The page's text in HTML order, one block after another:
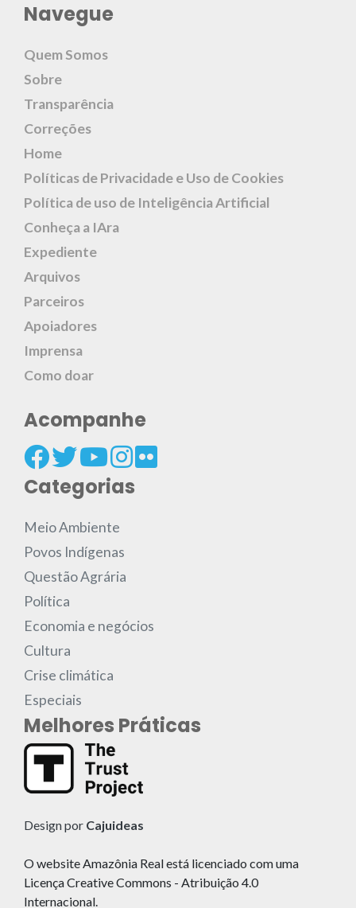
Navegue
Quem Somos
Sobre
Transparência
Correções
Home
Políticas de Privacidade e Uso de Cookies
Política de uso de Inteligência Artificial
Conheça a IAra
Expediente
Arquivos
Parceiros
Apoiadores
Imprensa
Como doar
Acompanhe
Categorias
Meio Ambiente
Povos Indígenas
Questão Agrária
Política
Economia e negócios
Cultura
Crise climática
Especiais
Melhores Práticas
Design por Cajuideas
O website Amazônia Real está licenciado com uma
Licença Creative Commons - Atribuição 4.0
Internacional.